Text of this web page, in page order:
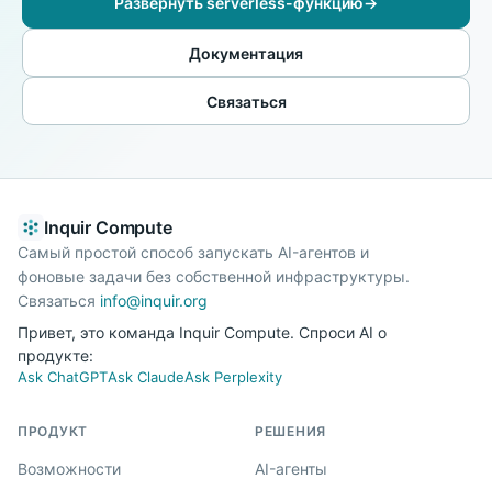
Документация
Связаться
Inquir Compute
Самый простой способ запускать AI-агентов и
фоновые задачи без собственной инфраструктуры.
Связаться info@inquir.org
Привет, это команда Inquir Compute. Спроси AI о
продукте:
Ask ChatGPTAsk ClaudeAsk Perplexity
ПРОДУКТ
Возможности
РЕШЕНИЯ
AI-агенты